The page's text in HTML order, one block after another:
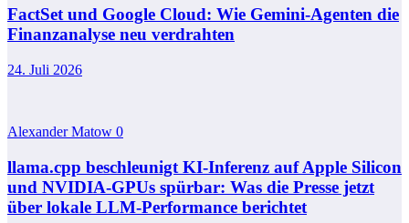
FactSet und Google Cloud: Wie Gemini-Agenten die
Finanzanalyse neu verdrahten
24. Juli 2026
Alexander Matow 0
llama.cpp beschleunigt KI-Inferenz auf Apple Silicon
und NVIDIA-GPUs spürbar: Was die Presse jetzt
über lokale LLM-Performance berichtet